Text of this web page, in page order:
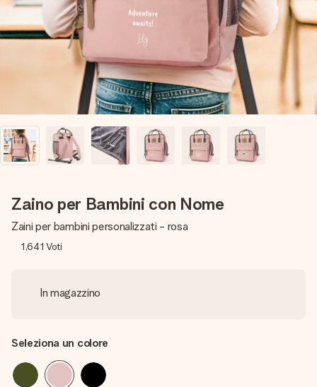
una tua foto o un messaggio che tocchi il cuore. Nessuna
complicazione, solo tanto amore per il momento perfetto.
Zaino per Bambini con Nome
Zaini per bambini personalizzati - rosa
1,641 Voti
In magazzino
Seleziona un colore